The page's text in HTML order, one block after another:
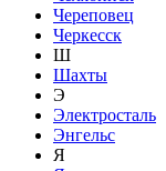
Череповец
Черкесск
Ш
Шахты
Э
Электросталь
Энгельс
Я